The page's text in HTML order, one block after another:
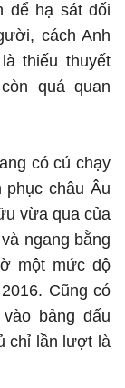
để hạ sát đối
cách Anh
thiếu thuyết
quá quan
có cú chạy
châu Âu
vừa qua của
ngang bằng
một mức độ
Cũng có
bảng đấu
chỉ lần lượt là